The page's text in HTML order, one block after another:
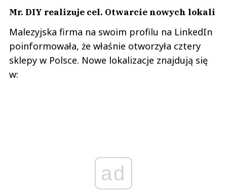
Mr. DIY realizuje cel. Otwarcie nowych lokali
Malezyjska firma na swoim profilu na LinkedIn
poinformowała, że właśnie otworzyła cztery
sklepy w Polsce. Nowe lokalizacje znajdują się
w:
ad